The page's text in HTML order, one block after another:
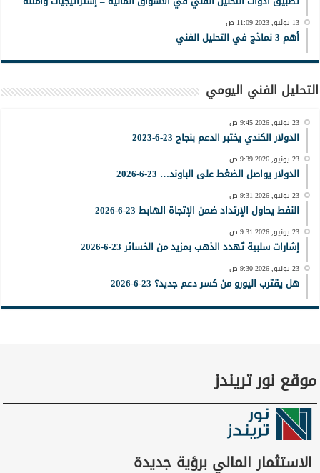
13 يوليو, 2023 11:09 ص
أهم 3 نماذج في التحليل الفني
التحليل الفني اليومي
23 يونيو, 2026 9:45 ص
الدولار الكندي يختبر الدعم بنجاح 23-6-2023
23 يونيو, 2026 9:39 ص
الدولار يواصل الضغط على الباوند… 23-6-2026
23 يونيو, 2026 9:31 ص
النفط يحاول الإرتداد ضمن الإتجاة الهابط 23-6-2026
23 يونيو, 2026 9:31 ص
إشارات سلبية تُهدد الذهب بمزيد من الخسائر 23-6-2026
23 يونيو, 2026 9:30 ص
هل يقترب اليورو من كسر دعم جديد؟ 23-6-2026
موقع نور تريندز
الاستثمار المالي برؤية جديدة